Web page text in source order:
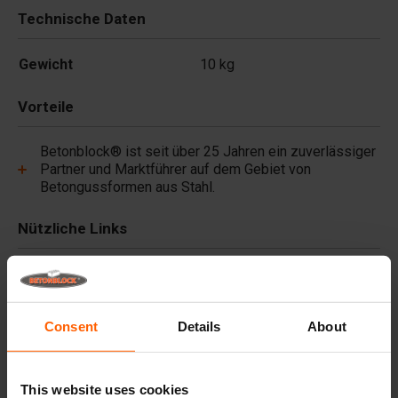
Consent Details About
This website uses cookies
Technische Daten
Gewicht 10 kg
Vorteile
Betonblock® ist seit über 25 Jahren ein zuverlässiger
Partner und Marktführer auf dem Gebiet von
Betongussformen aus Stahl.
Nützliche Links
Details